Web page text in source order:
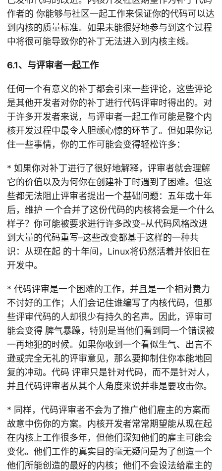
作者的 你能够与社区一起工作来保证你的代码可以达
到内核的质量标准。如果未能很好地参与到这个过程
中将很可能导致你的补丁无法进入到内核主线。
6.1、与评审者一起工作
任何一个有意义的补丁都会引来一些评论，这些评论
是其他开发者对你的补丁进行代码评审时得出的。对
于许多开发者来说，与评审者一起工作可能是整个内
核开发过程中最令人胆颤心惊的环节了。但如果你记
住一些事情，你的工作可能会变得轻松许多：
* 如果你对补丁进行了很好地解释，评审者就会理解
它的价值以及为何你在创建补丁时遇到了困难。但这
些都无法阻止评审者提出一个基础问题：五年或十年
后，维护 一个合并了这份代码的内核将会是一个什么
样子？你可能被要求进行许多改变–从代码风格改进
到大量的代码重写–这些改变都基于这样的一种共
识：从现在起 的十年间，Linux将仍然活着并依旧在
开发中。
* 代码评审是一个困难的工作，并且是一个相对费力
不讨好的工作；人们会记住谁编写了内核代码，但那
些评审代码的人却很少有持久的名声。因此，评审可
能会变得 脾气暴躁，特别是当他们看到同一个错误被
一再地犯的时候。如果你收到一个看似生气、出言不
逊或完全无礼的评审意见，那么要抑制住你本能地回
复的冲动。代码 评审只是针对代码，而不是针对人，
并且代码评审者从其个人角度来说并非是要攻击你。
* 同样，代码评审者不会为了推广他们雇主的方案而
故意中伤你的方案。内核开发者常常期望能从现在起
在内核上工作很多年，但他们深知他们的雇主可能会
变化。他们工作的真实目的毫无疑问是为了创造一个
他们所能创造的最好的内核；他们不会设法给雇主的